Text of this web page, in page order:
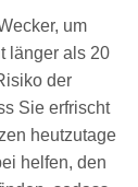
um
länger als 20
der
Sie erfrischt
heutzutage
helfen, den